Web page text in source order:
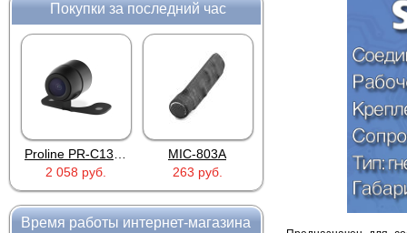
Покупки за последний час
2 058 руб.
MIC-803A
263 руб.
4PIN(п)/2RCA(м)+DJK-11(п)
Время работы интернет-магазина